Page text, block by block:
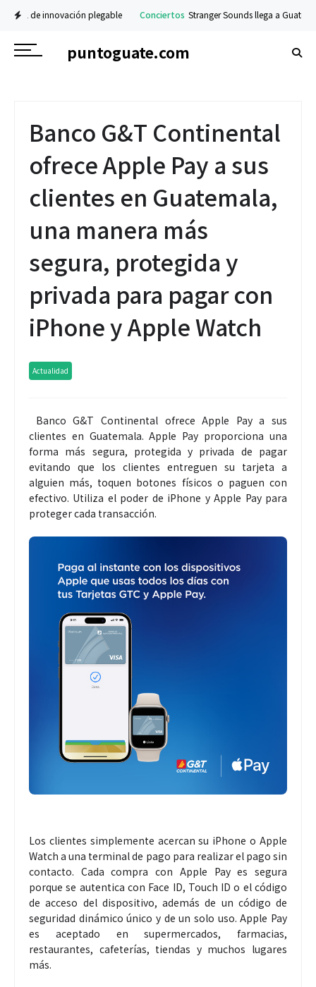
de innovación plegable Conciertos Stranger Sounds llega a Guatemala
puntoguate.com
Banco G&T Continental
ofrece Apple Pay a sus
clientes en Guatemala,
una manera más
segura, protegida y
privada para pagar con
iPhone y Apple Watch
Actualidad
Banco G&T Continental ofrece Apple Pay a sus
clientes en Guatemala. Apple Pay proporciona una
forma más segura, protegida y privada de pagar
evitando que los clientes entreguen su tarjeta a
alguien más, toquen botones físicos o paguen con
efectivo. Utiliza el poder de iPhone y Apple Pay para
proteger cada transacción.
Los clientes simplemente acercan su iPhone o Apple
Watch a una terminal de pago para realizar el pago sin
contacto. Cada compra con Apple Pay es segura
porque se autentica con Face ID, Touch ID o el código
de acceso del dispositivo, además de un código de
seguridad dinámico único y de un solo uso. Apple Pay
es aceptado en supermercados, farmacias,
restaurantes, cafeterías, tiendas y muchos lugares
más.